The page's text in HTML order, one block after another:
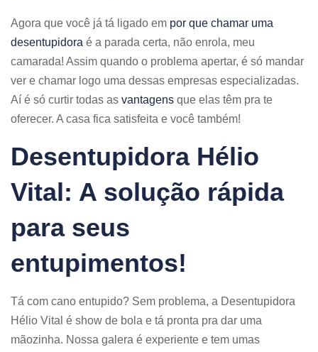
Agora que você já tá ligado em por que chamar uma
desentupidora é a parada certa, não enrola, meu
camarada! Assim quando o problema apertar, é só mandar
ver e chamar logo uma dessas empresas especializadas.
Aí é só curtir todas as vantagens que elas têm pra te
oferecer. A casa fica satisfeita e você também!
Desentupidora Hélio
Vital: A solução rápida
para seus
entupimentos!
Tá com cano entupido? Sem problema, a Desentupidora
Hélio Vital é show de bola e tá pronta pra dar uma
mãozinha. Nossa galera é experiente e tem umas